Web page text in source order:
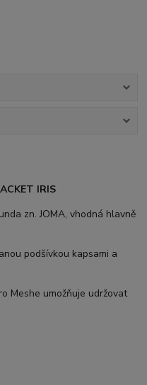
IRIS
zn. JOMA, vhodná hlavně
podšívkou kapsami a
Meshe umožňuje udržovat